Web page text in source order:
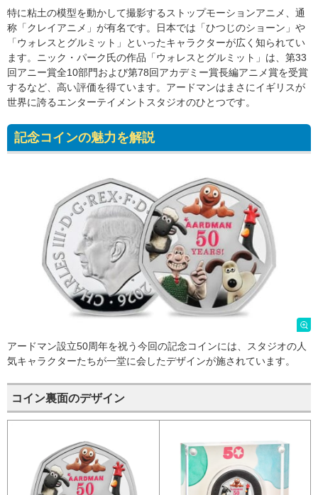
特に粘土の模型を動かして撮影するストップモーションアニメ、通
称「クレイアニメ」が有名です。日本では「ひつじのショーン」や
「ウォレスとグルミット」といったキャラクターが広く知られてい
ます。ニック・パーク氏の作品「ウォレスとグルミット」は、第33
回アニー賞全10部門および第78回アカデミー賞長編アニメ賞を受賞
するなど、高い評価を得ています。アードマンはまさにイギリスが
世界に誇るエンターテイメントスタジオのひとつです。
記念コインの魅力を解説
アードマン設立50周年を祝う今回の記念コインには、スタジオの人
気キャラクターたちが一堂に会したデザインが施されています。
コイン裏面のデザイン